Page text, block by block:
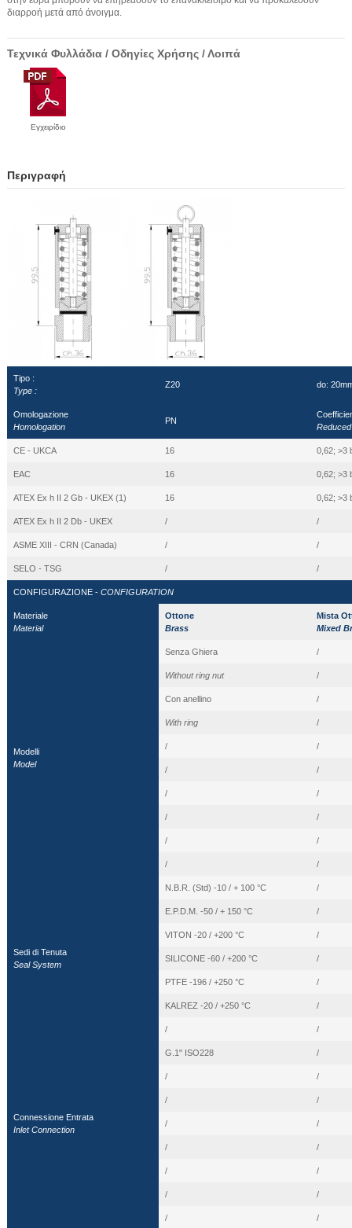
διαρροή μετά από άνοιγμα.
Τεχνικά Φυλλάδια / Οδηγίες Χρήσης / Λοιπά
Εγχειρίδιο
Περιγραφή
Tipo :
Type :
Z20 do:
Omologazione
Homologation
PN
CE - UKCA 16 0,62; >3
EAC 16 0,62; >3
ATEX Ex h II 2 Gb - UKEX (1) 16 0,62; >3
ATEX Ex h II 2 Db - UKEX / /
ASME XIII - CRN (Canada) / /
SELO - TSG / /
CONFIGURAZIONE - CONFIGURATION
Materiale
Material
Ottone
Brass
Mista
Mixed
Modelli
Model
Senza Ghiera /
Without ring nut /
Con anellino /
With ring /
/ /
/ /
/ /
/ /
/ /
/ /
Sedi di Tenuta
Seal System
N.B.R. (Std) -10 / + 100 °C /
E.P.D.M. -50 / + 150 °C /
VITON -20 / +200 °C /
SILICONE -60 / +200 °C /
PTFE -196 / +250 °C /
KALREZ -20 / +250 °C /
/ /
Connessione Entrata
Inlet Connection
G.1" ISO228 /
/ /
/ /
/ /
/ /
/ /
/ /
/ /